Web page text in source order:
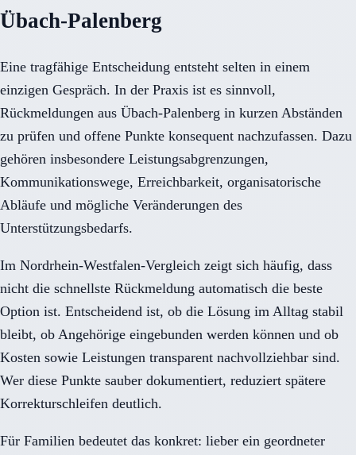
Übach-Palenberg
Eine tragfähige Entscheidung entsteht selten in einem
einzigen Gespräch. In der Praxis ist es sinnvoll,
Rückmeldungen aus Übach-Palenberg in kurzen Abständen
zu prüfen und offene Punkte konsequent nachzufassen. Dazu
gehören insbesondere Leistungsabgrenzungen,
Kommunikationswege, Erreichbarkeit, organisatorische
Abläufe und mögliche Veränderungen des
Unterstützungsbedarfs.
Im Nordrhein-Westfalen-Vergleich zeigt sich häufig, dass
nicht die schnellste Rückmeldung automatisch die beste
Option ist. Entscheidend ist, ob die Lösung im Alltag stabil
bleibt, ob Angehörige eingebunden werden können und ob
Kosten sowie Leistungen transparent nachvollziehbar sind.
Wer diese Punkte sauber dokumentiert, reduziert spätere
Korrekturschleifen deutlich.
Für Familien bedeutet das konkret: lieber ein geordneter